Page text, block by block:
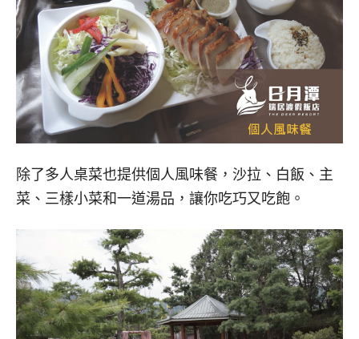
除了多人桌菜也提供個人風味餐，沙拉、白飯、主
菜、三樣小菜和一道湯品，讓你吃巧又吃飽。